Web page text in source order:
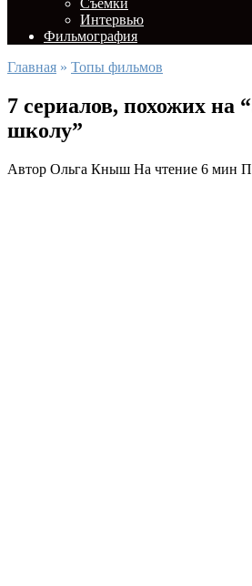
Съемки
Интервью
Фильмография
Главная » Топы фильмов
7 сериалов, похожих на
школу”
Автор Ольга Кныш На чтение 6 мин